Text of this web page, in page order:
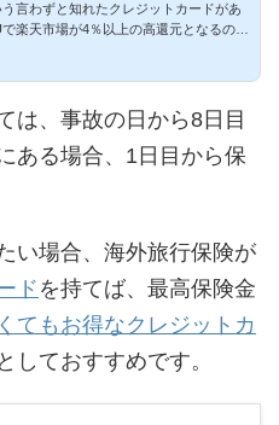
言わずと知れたクレジットカードがあ
で楽天市場が4％以上の高還元となるのが
は、事故の日から8日目
ある場合、1日目から保
い場合、海外旅行保険が
ドを持てば、最高保険金
てもお得なクレジットカ
としておすすめです。